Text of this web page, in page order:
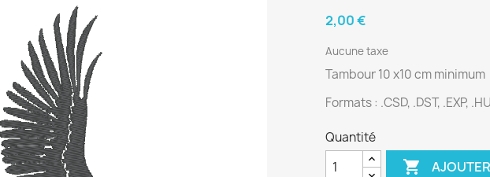
2,00 €
Aucune taxe
Tambour 10 x10 cm minimum
Formats : .CSD, .DST, .EXP,
Quantité
